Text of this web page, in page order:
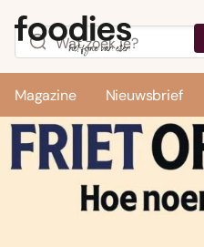
Magazine Nieuwsbrief